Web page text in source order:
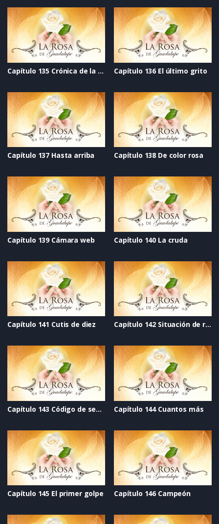
Capítulo 135 Crónica de la esperanza Capítulo 136 El último grito
Capítulo 137 Hasta arriba Capítulo 138 De color rosa
Capítulo 139 Cámara web Capítulo 140 La cruda
Capítulo 141 Cutis de diez Capítulo 142 Situación de riesgo
Capítulo 143 Código de seguridad Capítulo 144 Cuantos más
Capítulo 145 El primer golpe Capítulo 146 Campeón